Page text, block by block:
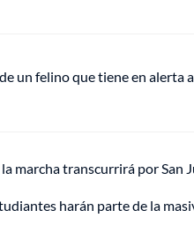
un felino que tiene en alerta
marcha transcurrirá por San
harán parte de la